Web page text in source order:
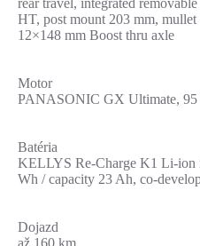
rear travel, integrated
HT, post mount 203 mm,
12×148 mm Boost thru axle
Motor
PANASONIC GX Ultimate,
Batéria
KELLYS Re-Charge K1 Li-ion
Wh / capacity 23 Ah, co-
Dojazd
až 160 km